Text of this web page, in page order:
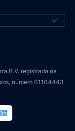
B.V. registrada na
número 01104443